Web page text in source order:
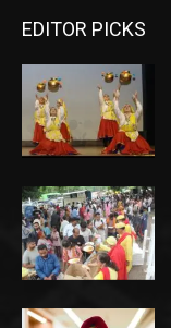
EDITOR PICKS